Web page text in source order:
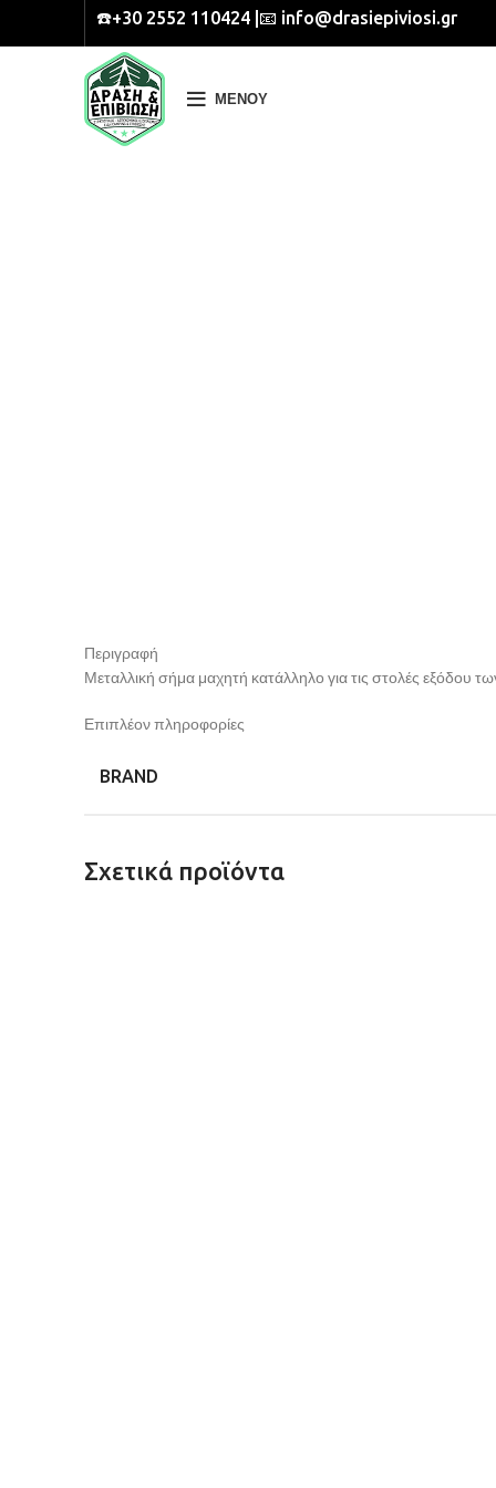
☎️+30 2552 110424 |📧 info@drasiepiviosi.gr
ΜΕΝΟΎ
Περιγραφή
Μεταλλική σήμα μαχητή κατάλληλο για τις στολές εξόδου
Επιπλέον πληροφορίες
BRAND
Σχετικά προϊόντα